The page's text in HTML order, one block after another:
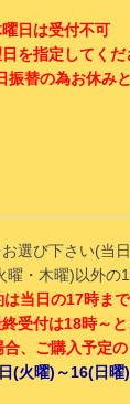
日は受付不可
を指定してくだ
替の為お休み
選び下さい(当
・木曜)以外の
当日の17時まで
受付は18時～と
、ご購入予定
(火曜)～16(日曜